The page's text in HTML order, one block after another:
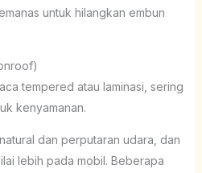
untuk hilangkan embun
tempered atau laminasi, sering
kenyamanan.
dan perputaran udara, dan
lebih pada mobil. Beberapa